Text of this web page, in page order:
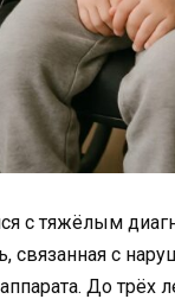
с тяжёлым
связанная с
аппарата. До трёх